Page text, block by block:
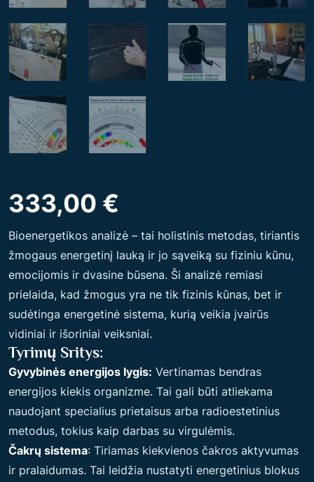
333,00 €
Bioenergetikos analizė – tai holistinis metodas, tiriantis
žmogaus energetinį lauką ir jo sąveiką su fiziniu kūnu,
emocijomis ir dvasine būsena. Ši analizė remiasi
prielaida, kad žmogus yra ne tik fizinis kūnas, bet ir
sudėtinga energetinė sistema, kurią veikia įvairūs
vidiniai ir išoriniai veiksniai.
Tyrimų Sritys:
Gyvybinės energijos lygis: Vertinamas bendras
energijos kiekis organizme. Tai gali būti atliekama
naudojant specialius prietaisus arba radioestetinius
metodus, tokius kaip darbas su virgulėmis.
Čakrų sistema: Tiriamas kiekvienos čakros aktyvumas
ir pralaidumas. Tai leidžia nustatyti energetinius blokus